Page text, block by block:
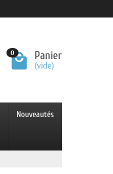
0 Panier
(vide)
Nouveautés